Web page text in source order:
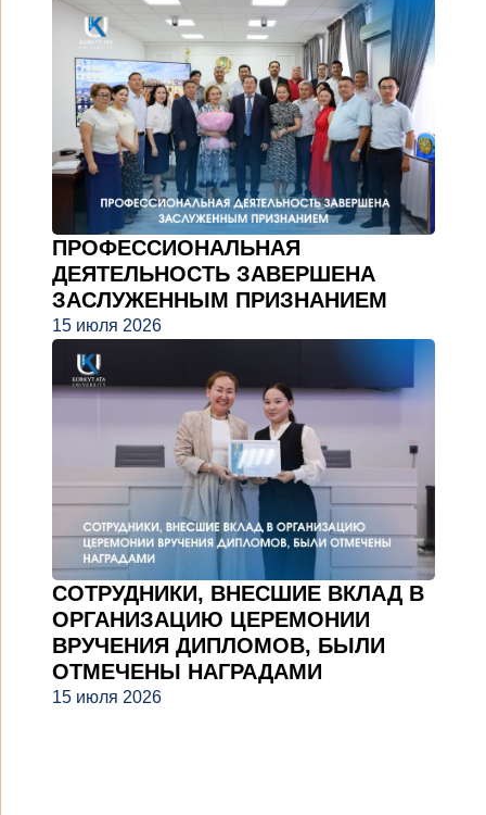
ПРОФЕССИОНАЛЬНАЯ
ДЕЯТЕЛЬНОСТЬ ЗАВЕРШЕНА
ЗАСЛУЖЕННЫМ ПРИЗНАНИЕМ
15 июля 2026
СОТРУДНИКИ, ВНЕСШИЕ ВКЛАД В
ОРГАНИЗАЦИЮ ЦЕРЕМОНИИ
ВРУЧЕНИЯ ДИПЛОМОВ, БЫЛИ
ОТМЕЧЕНЫ НАГРАДАМИ
15 июля 2026